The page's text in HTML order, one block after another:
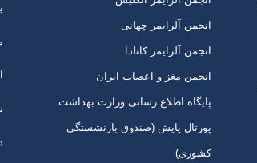
انجمن آلرایمر چهانی
انجمن آلزایمر کانادا
انجمن مغز و اعصاب ایران
پایگاه اطلاع رسانی وزارت بهداشت
پورتال پایش (صندوق بازنشستگی
کشوری)